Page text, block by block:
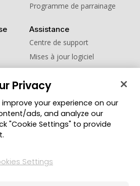
Programme de parrainage
Assistance
Centre de support
Mises à jour logiciel
Centre d'apprentissage
Changer de région
Privacy
your experience on our
ads, and analyze our
"Cookie Settings" to provide
Settings